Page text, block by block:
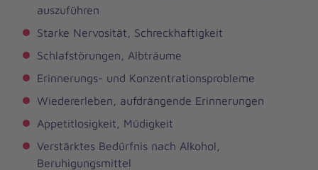
auszuführen
Starke Nervosität, Schreckhaftigkeit
Schlafstörungen, Albträume
Erinnerungs- und Konzentrationsprobleme
Wiedererleben, aufdrängende Erinnerungen
Appetitlosigkeit, Müdigkeit
Verstärktes Bedürfnis nach Alkohol,
Beruhigungsmittel